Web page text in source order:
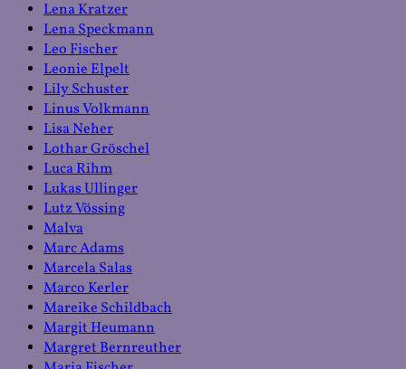
Lena Kratzer
Lena Speckmann
Leo Fischer
Leonie Elpelt
Lily Schuster
Linus Volkmann
Lisa Neher
Lothar Gröschel
Luca Rihm
Lukas Ullinger
Lutz Vössing
Malva
Marc Adams
Marcela Salas
Marco Kerler
Mareike Schildbach
Margit Heumann
Margret Bernreuther